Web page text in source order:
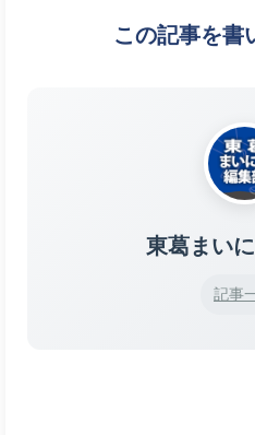
この記事を書
東葛まい
記事